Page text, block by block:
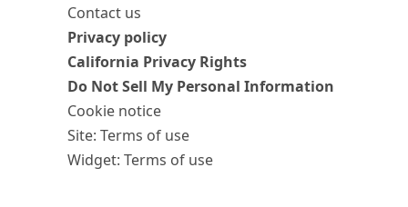
Contact us
Privacy policy
California Privacy Rights
Do Not Sell My Personal Information
Cookie notice
Site: Terms of use
Widget: Terms of use